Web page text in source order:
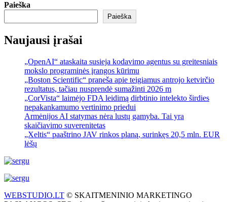
Paieška
Paieška
Naujausi įrašai
„OpenAI“ ataskaita susieja kodavimo agentus su greitesniais
mokslo programinės įrangos kūrimu
„Boston Scientific“ praneša apie teigiamus antrojo ketvirčio
rezultatus, tačiau nusprendė sumažinti 2026 m
„CorVista“ laimėjo FDA leidimą dirbtinio intelekto širdies
nepakankamumo vertinimo priedui
Armėnijos AI statymas nėra lustų gamyba. Tai yra
skaičiavimo suverenitetas
„Xeltis“ paaštrino JAV rinkos planą, surinkęs 20,5 mln. EUR
lėšų
WEBSTUDIO.LT © SKAITMENINIO MARKETINGO